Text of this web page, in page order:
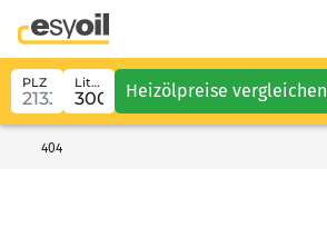
PLZ Liter Heizölpreise vergleichen
404